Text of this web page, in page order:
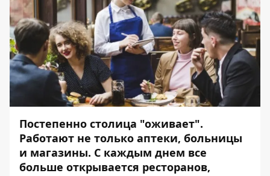
Постепенно столица "оживает".
Работают не только аптеки, больницы
и магазины. С каждым днем все
больше открывается ресторанов,